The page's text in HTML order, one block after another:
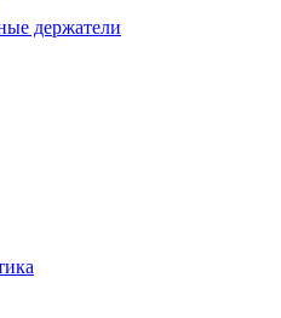
держатели